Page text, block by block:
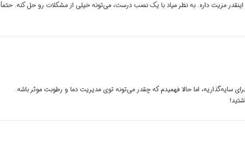
اینقدر مزیت داره. به نظر میاد با یک نصب درست، می‌تونه خیلی از مشکلات رو حل کنه. حتماً
سایه‌گذاریه، اما حالا فهمیدم که چقدر می‌تونه توی مدیریت دما و رطوبت موثر باشه.